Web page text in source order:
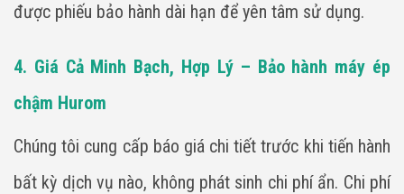
được phiếu bảo hành dài hạn để yên tâm sử dụng.
4. Giá Cả Minh Bạch, Hợp Lý – Bảo hành máy ép
chậm Hurom
Chúng tôi cung cấp báo giá chi tiết trước khi tiến hành
bất kỳ dịch vụ nào, không phát sinh chi phí ẩn. Chi phí